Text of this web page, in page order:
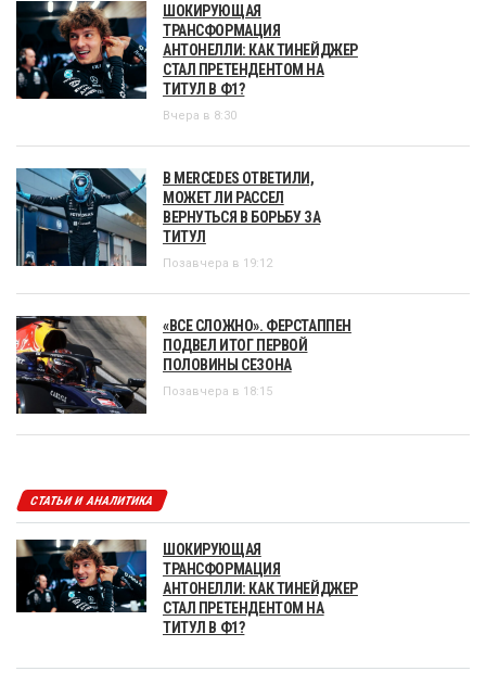
ШОКИРУЮЩАЯ
ТРАНСФОРМАЦИЯ
АНТОНЕЛЛИ: КАК ТИНЕЙДЖЕР
СТАЛ ПРЕТЕНДЕНТОМ НА
ТИТУЛ В Ф1?
Вчера в 8:30
В MERCEDES ОТВЕТИЛИ,
МОЖЕТ ЛИ РАССЕЛ
ВЕРНУТЬСЯ В БОРЬБУ ЗА
ТИТУЛ
Позавчера в 19:12
«ВСЕ СЛОЖНО». ФЕРСТАППЕН
ПОДВЕЛ ИТОГ ПЕРВОЙ
ПОЛОВИНЫ СЕЗОНА
Позавчера в 18:15
СТАТЬИ И АНАЛИТИКА
ШОКИРУЮЩАЯ
ТРАНСФОРМАЦИЯ
АНТОНЕЛЛИ: КАК ТИНЕЙДЖЕР
СТАЛ ПРЕТЕНДЕНТОМ НА
ТИТУЛ В Ф1?